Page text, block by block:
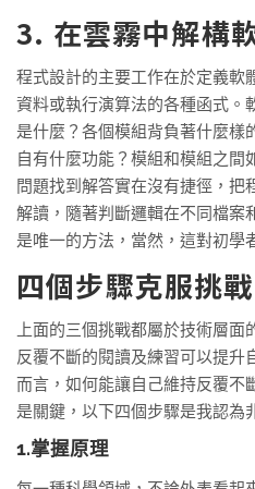
3. 在雲霧中解構
程式設計的主要工作在於定義軟
資料或執行演算法的各種函式。
是什麼？各個模組背負著什麼樣
自有什麼功能？模組和模組之間
問題找到解答實在沒有捷徑，把
解讀，隨著判斷邏輯在不同檔案
是唯一的方法，當然，這對初學
四個步驟克服挑戰
上面的三個挑戰都屬於技術層
反覆不斷的閱讀及練習可以提升
而言，如何能讓自己維持反覆不
是關鍵，以下四個步驟是我認為
1.掌握原理